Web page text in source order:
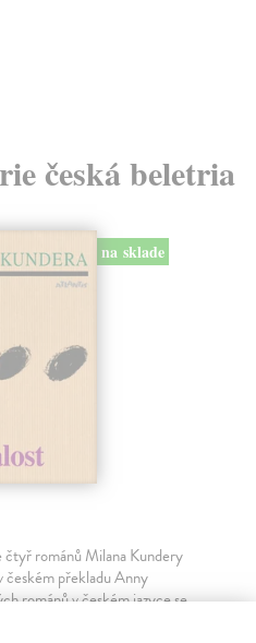
česká beletria
na sklade
čtyř románů Milana Kundery
českém překladu Anny
románů v českém jazyce se